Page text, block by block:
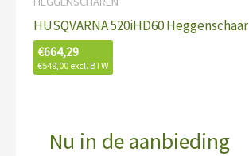
HUSQVARNA 520iHD60 Heggenschaar
€664,29
€549,00 excl. BTW
Nu in de aanbieding